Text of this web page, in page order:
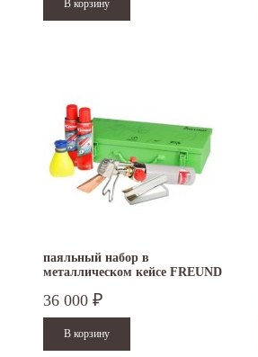
паяльный набор в
металлическом кейсе FREUND
36 000 ₽